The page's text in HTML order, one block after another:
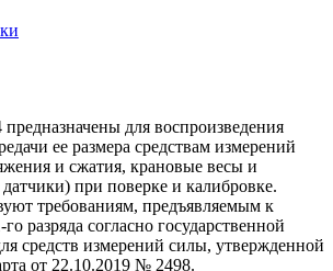
для воспроизведения
ее размера средствам измерений
и сжатия, крановые весы и
при поверке и калибровке.
требованиям, предъявляемым к
разряда согласно государственной
средств измерений силы, утвержденной
от 22.10.2019 № 2498.